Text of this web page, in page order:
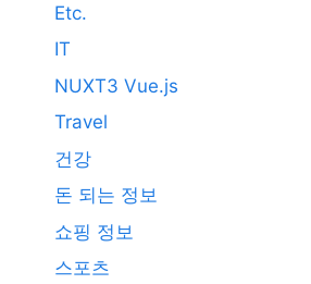
Etc.
IT
NUXT3 Vue.js
Travel
건강
돈 되는 정보
쇼핑 정보
스포츠